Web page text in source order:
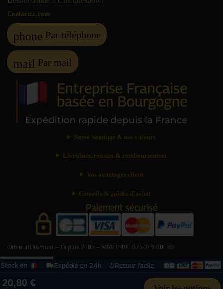
20,80 €
Contactez-nous
phone Par téléphone
mail Par mail
Notre boutique & nos valeurs
Livraison, retours & remboursement
Vos avantages client
Conseils & guides d’achat
OrientalDiscount – Depuis 2005 – SIRET 490 075 249 00030
Besoin d’aide ?
?
Livraison : délais & tarifs
Paiement sécurisé